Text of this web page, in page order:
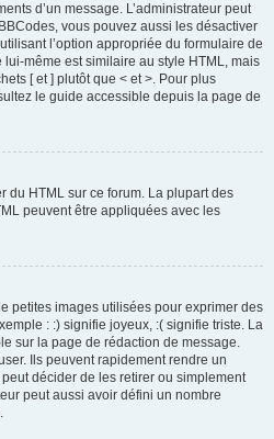
d’un message. L’administrateur peut
vous pouvez aussi les désactiver
l’option appropriée du formulaire de
même est similaire au style HTML, mais
[ et ] plutôt que < et >. Pour plus
le guide accessible depuis la page de
du HTML sur ce forum. La plupart des
peuvent être appliquées avec les
petites images utilisées pour exprimer des
: :) signifie joyeux, :( signifie triste. La
sur la page de rédaction de message.
Ils peuvent rapidement rendre un
décider de les retirer ou simplement
peut aussi avoir défini un nombre